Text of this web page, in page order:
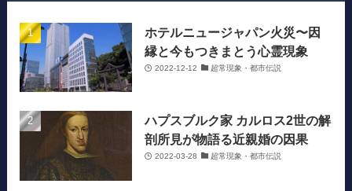
ホテルニュージャパン火災〜因
縁と今もつきまとう心霊現象
2022-12-12 超常現象・都市伝説
ハプスブルク家 カルロス2世の解
剖所見が物語る近親婚の因果
2022-03-28 超常現象・都市伝説